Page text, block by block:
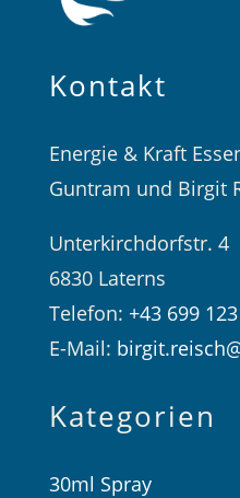
Kontakt
Energie & Kraft
Guntram und Birgit
Unterkirchdorfstr. 4
6830 Laterns
Telefon: +43 699
E-Mail:
Kategorien
30ml Spray